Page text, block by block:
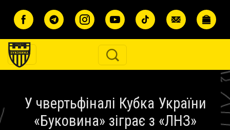
У чвертьфіналі Кубка України
«Буковина» зіграє з «ЛНЗ»